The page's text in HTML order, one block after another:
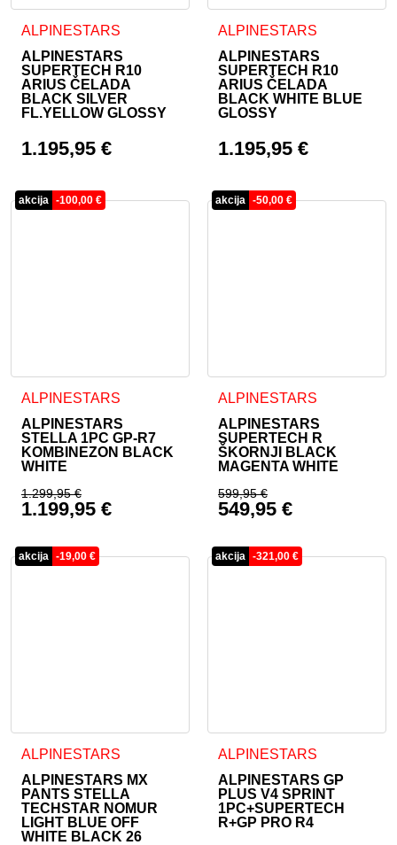
ALPINESTARS
ALPINESTARS
SUPERTECH R10
ARIUS ČELADA
BLACK SILVER
FL.YELLOW GLOSSY
1.195,95 €
Ta izdelek ima več različic. Možnosti lahko izberete na
ALPINESTARS
ALPINESTARS
SUPERTECH R10
ARIUS ČELADA
BLACK WHITE BLUE
GLOSSY
1.195,95 €
Ta izdelek ima več različic.
akcija -100,00 €
ALPINESTARS
ALPINESTARS
STELLA 1PC GP-R7
KOMBINEZON BLACK
WHITE
1.299,95€
Izvirna cena je bila: 1.299,95 €.
1.199,95 €
Ta izdelek ima več različic. Možnosti lahko izberete na
akcija -50,00 €
ALPINESTARS
ALPINESTARS
SUPERTECH R
ŠKORNJI BLACK
MAGENTA WHITE
599,95€
Izvirna cena je bila:
549,95 €
Ta izdelek ima več različic.
akcija -19,00 €
ALPINESTARS
ALPINESTARS MX
PANTS STELLA
TECHSTAR NOMUR
LIGHT BLUE OFF
WHITE BLACK 26
Ta izdelek ima več različic. Možnosti lahko izberete na
akcija -321,00 €
ALPINESTARS
ALPINESTARS GP
PLUS V4 SPRINT
1PC+SUPERTECH
R+GP PRO R4